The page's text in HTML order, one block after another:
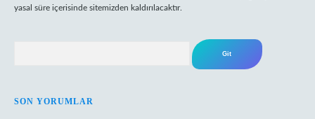
yasal süre içerisinde sitemizden kaldırılacaktır.
SON YORUMLAR